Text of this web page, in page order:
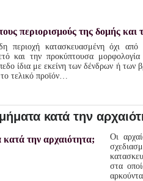
περιοχή κατασκευασμένη όχι
και την προκύπτουσα μορφολογία
ίδια με εκείνη των δένδρων ή
τελικό προϊόν…
κατά την
Οι
στα